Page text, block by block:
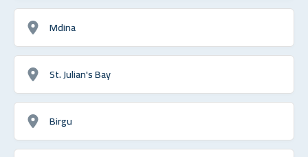
Mdina
St. Julian's Bay
Birgu